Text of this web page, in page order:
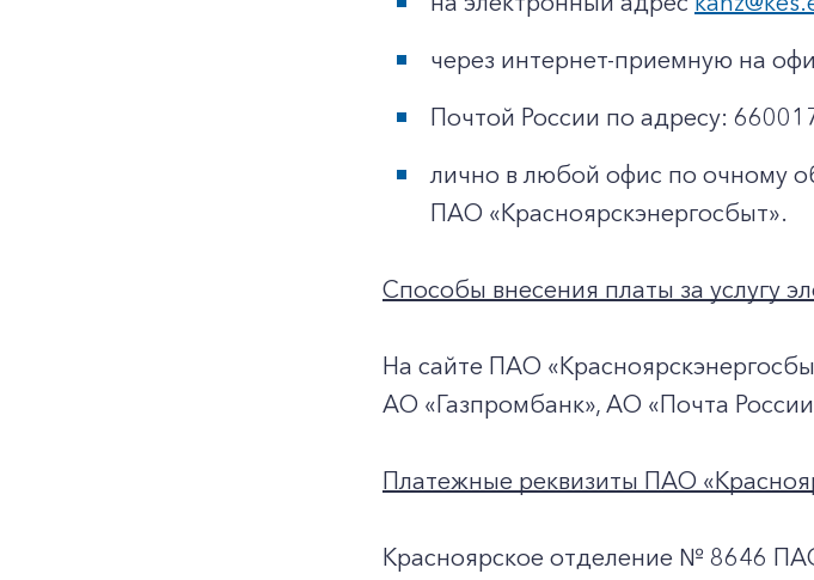
через интернет-приемную на
Почтой России по адресу:
лично в любой офис по очному
ПАО «Красноярскэнергосбыт».
Способы внесения платы за услугу
На сайте ПАО
АО «Газпромбанк», АО «Почта
Платежные реквизиты ПАО
Красноярское отделение № 8646